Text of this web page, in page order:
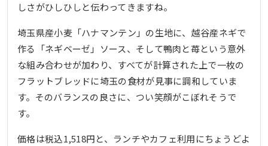
しさがひしひしと伝わってきますね。
埼玉県産小麦「ハナマンテン」の生地に、越谷産ネギで
作る「ネギベーゼ」ソース、そして鴨肉と苺という意外
な組み合わせが加わり、すべてが計算された上で一枚の
フラットブレッドに埼玉の食材が見事に調和していま
す。そのバランスの良さに、つい笑顔がこぼれそうで
す。
価格は税込1,518円と、ランチやカフェ利用にちょうどよ